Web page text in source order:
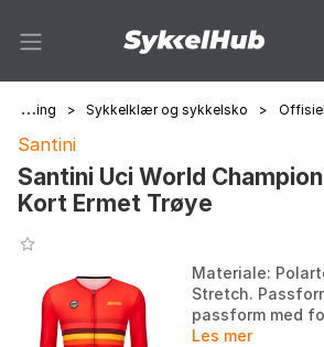
Sykling > Sykkelklær og sykkelsko >
Santini
Santini Uci World
Kort Ermet Trøye
Materiale:
Stretch.
passform med
råkuttede ermer.
Les mer